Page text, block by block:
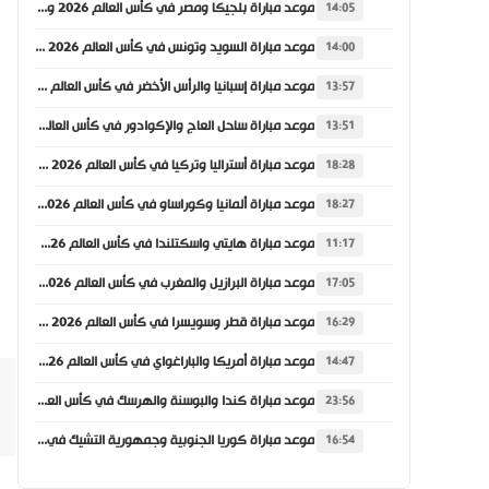
14:05 موعد مباراة بلجيكا ومصر في كأس العالم 2026 والقنوات الناقلة
14:00 موعد مباراة السويد وتونس في كأس العالم 2026 والقنوات الناقلة
13:57 موعد مباراة إسبانيا والرأس الأخضر في كأس العالم 2026 والقنوات الناقلة
13:51 موعد مباراة ساحل العاج والإكوادور في كأس العالم 2026 والقنوات الناقلة
18:28 موعد مباراة أستراليا وتركيا في كأس العالم 2026 والقنوات الناقلة
18:27 موعد مباراة ألمانيا وكوراساو في كأس العالم 2026 والقنوات الناقلة
11:17 موعد مباراة هايتي واسكتلندا في كأس العالم 2026 والقنوات الناقلة
17:05 موعد مباراة البرازيل والمغرب في كأس العالم 2026 والقنوات الناقلة
16:29 موعد مباراة قطر وسويسرا في كأس العالم 2026 والقنوات الناقلة
14:47 موعد مباراة أمريكا والباراغواي في كأس العالم 2026 والقنوات الناقلة
23:56 موعد مباراة كندا والبوسنة والهرسك في كأس العالم 2026 والقنوات الناقلة
16:54 موعد مباراة كوريا الجنوبية وجمهورية التشيك في كأس العالم 2026 والقنوات الناقلة